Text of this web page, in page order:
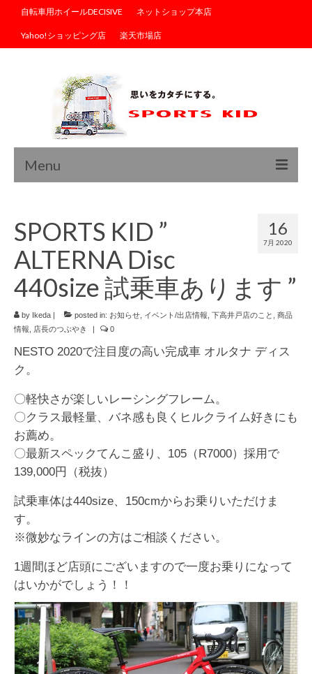
自転車用ホイールDECISIVE ネットショップ本店
Yahoo!ショッピング店 楽天市場店
Menu
ブログ
商品情報
サイクルウェア
お知らせ
イベント/出店情報
お問い合わせ
オーダージャージ
スポーツキッド ホーム
16
7月 2020
SPORTS KID ”
ALTERNA Disc
440size 試乗車あります ”
by Ikeda | posted in: お知らせ イベント/出店情報 下高井戸店のこと
商品
情報
店長のつぶやき | 0
NESTO 2020で注目度の高い完成車 オルタナ ディス
ク。
〇軽快さが楽しいレーシングフレーム。
〇クラス最軽量、バネ感も良くヒルクライム好きにも
お薦め。
〇最新スペックてんこ盛り、105（R7000）採用で
139,000円（税抜）
試乗車体は440size、150cmからお乗りいただけま
す。
※微妙なラインの方はご相談ください。
1週間ほど店頭にございますので一度お乗りになって
はいかがでしょう！！